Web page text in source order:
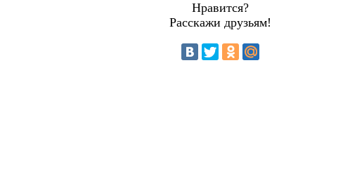
Нравится?
Расскажи друзьям!